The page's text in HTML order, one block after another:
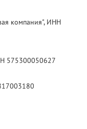
компания", ИНН
575300050627